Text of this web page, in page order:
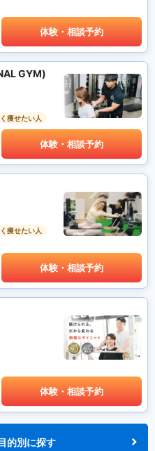
体験・相談予約
GYM)
痩せたい人
体験・相談予約
痩せたい人
体験・相談予約
体験・相談予約
的別に探す